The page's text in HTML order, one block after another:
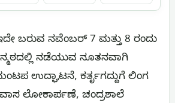
ಬರುವ ನವೆಂಬರ್ 7 ಮತ್ತು 8 ರಂದು
ನಡೆಯುವ ನೂತನವಾಗಿ
ಉದ್ಘಾಟನೆ, ಕರ್ತೃಗದ್ದುಗೆ ಲಿಂಗ
ಲೋಕಾರ್ಪಣೆ, ಚಂದ್ರಶಾಲೆ